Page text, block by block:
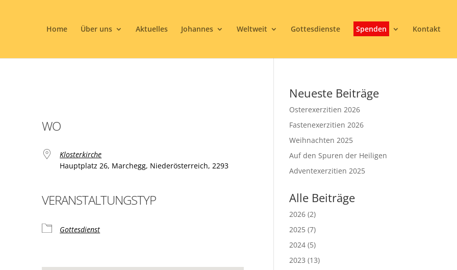
Home Über uns Aktuelles Johannes Weltweit Gottesdienste Spenden Kontakt
WO
Klosterkirche
Hauptplatz 26, Marchegg, Niederösterreich, 2293
VERANSTALTUNGSTYP
Gottesdienst
Neueste Beiträge
Osterexerzitien 2026
Fastenexerzitien 2026
Weihnachten 2025
Auf den Spuren der Heiligen
Adventexerzitien 2025
Alle Beiträge
2026 (2)
2025 (7)
2024 (5)
2023 (13)